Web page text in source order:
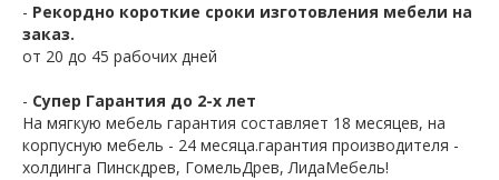
- Рекордно короткие сроки изготовления мебели на
заказ.
от 20 до 45 рабочих дней
- Супер Гарантия до 2-х лет
На мягкую мебель гарантия составляет 18 месяцев, на
корпусную мебель - 24 месяца.гарантия производителя -
холдинга Пинскдрев, ГомельДрев, ЛидаМебель!